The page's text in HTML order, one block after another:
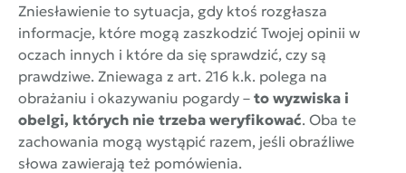
Zniesławienie to sytuacja, gdy ktoś rozgłasza
informacje, które mogą zaszkodzić Twojej opinii w
oczach innych i które da się sprawdzić, czy są
prawdziwe. Zniewaga z art. 216 k.k. polega na
obrażaniu i okazywaniu pogardy – to wyzwiska i
obelgi, których nie trzeba weryfikować. Oba te
zachowania mogą wystąpić razem, jeśli obraźliwe
słowa zawierają też pomówienia.